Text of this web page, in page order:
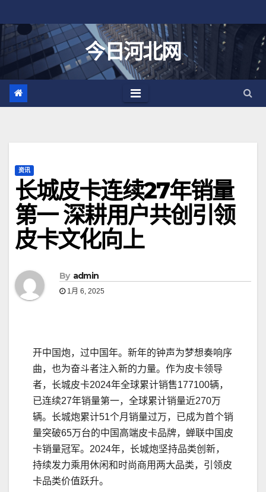
至
今日河北网
资讯
长城皮卡连续27年销量
第一 深耕用户共创引领
皮卡文化向上
By admin
1月 6, 2025
开中国炮，过中国年。新年的钟声为梦想奏响序
曲，也为奋斗者注入新的力量。作为皮卡领导
者，长城皮卡2024年全球累计销售177100辆，
已连续27年销量第一，全球累计销量近270万
辆。长城炮累计51个月销量过万，已成为首个销
量突破65万台的中国高端皮卡品牌，蝉联中国皮
卡销量冠军。2024年，长城炮坚持品类创新，
持续发力乘用休闲和时尚商用两大品类，引领皮
卡品类价值跃升。